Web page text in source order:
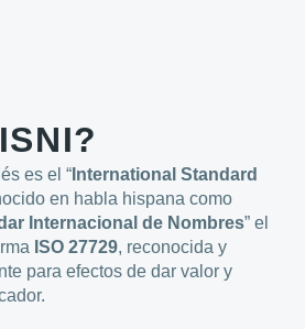
es el “ International Standard
en habla hispana como
Internacional de Nombres” el
ISO 27729, reconocida y
para efectos de dar valor y